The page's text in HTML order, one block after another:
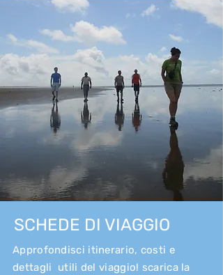
SCHEDE DI VIAGGIO
Approfondisci itinerario, costi e
dettagli utili del viaggio! scarica la